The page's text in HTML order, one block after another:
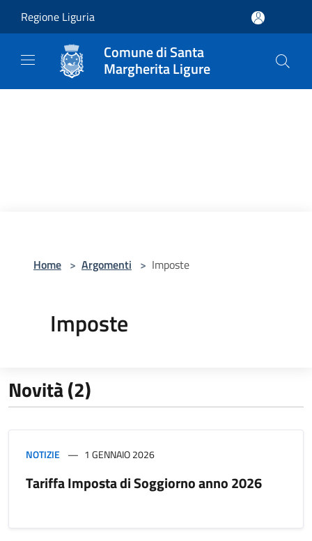
Regione Liguria
Comune di Santa
Margherita Ligure
Home > Argomenti > Imposte
Imposte
Novità (2)
NOTIZIE 1 GENNAIO 2026
Tariffa Imposta di Soggiorno anno 2026